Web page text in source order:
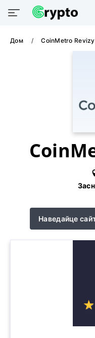
Дом CoinMetro
Наведайце
☆
★